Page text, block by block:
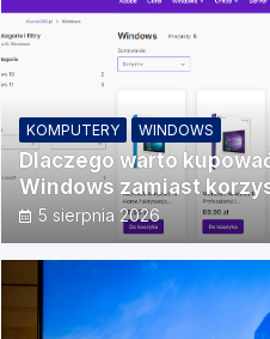
KOMPUTERY WINDOWS
Dlaczego warto
Windows zamiast
nieautoryzowanych
5 sierpnia 2026